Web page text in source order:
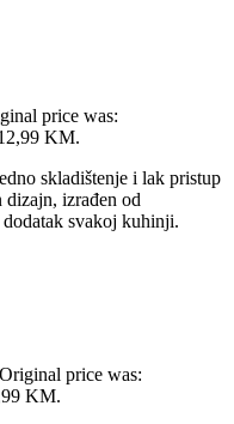
price was:
KM.
skladištenje i lak pristup
izrađen od
svakoj kuhinji.
Original price was:
KM.